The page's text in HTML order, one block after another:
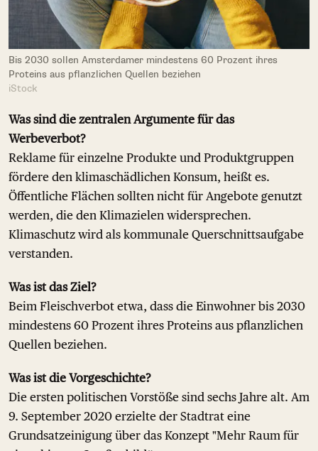
Bis 2030 sollen Amsterdamer mindestens 60 Prozent ihres
Proteins aus pflanzlichen Quellen beziehen
iStock
Was sind die zentralen Argumente für das
Werbeverbot?
Reklame für einzelne Produkte und Produktgruppen
fördere den klimaschädlichen Konsum, heißt es.
Öffentliche Flächen sollten nicht für Angebote genutzt
werden, die den Klimazielen widersprechen.
Klimaschutz wird als kommunale Querschnittsaufgabe
verstanden.
Was ist das Ziel?
Beim Fleischverbot etwa, dass die Einwohner bis 2030
mindestens 60 Prozent ihres Proteins aus pflanzlichen
Quellen beziehen.
Was ist die Vorgeschichte?
Die ersten politischen Vorstöße sind sechs Jahre alt. Am
9. September 2020 erzielte der Stadtrat eine
Grundsatzeinigung über das Konzept "Mehr Raum für